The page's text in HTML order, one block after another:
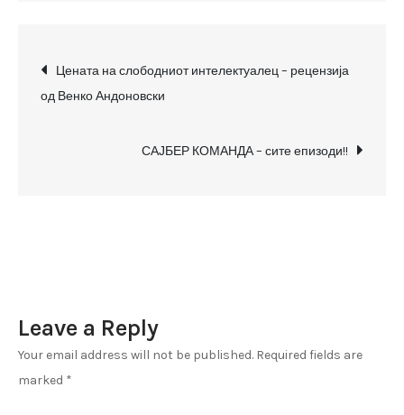
–
беше
на
Post
navigation
Цената на слободниот интелектуалец – рецензија
од Венко Андоновски
САЈБЕР КОМАНДА – сите епизоди!!
Leave a Reply
Your email address will not be published. Required fields are
marked *